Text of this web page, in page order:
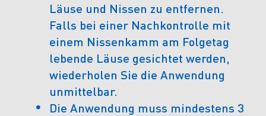
Läuse und Nissen zu entfernen.
Falls bei einer Nachkontrolle mit
einem Nissenkamm am Folgetag
lebende Läuse gesichtet werden,
wiederholen Sie die Anwendung
unmittelbar.
Die Anwendung muss mindestens 3